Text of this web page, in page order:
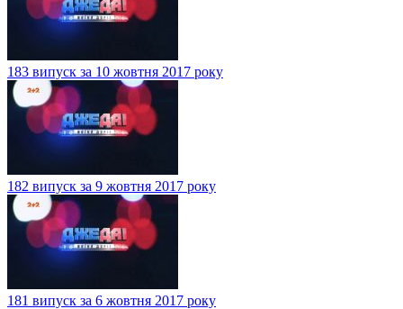
183 випуск за 10 жовтня 2017 року
182 випуск за 9 жовтня 2017 року
181 випуск за 6 жовтня 2017 року